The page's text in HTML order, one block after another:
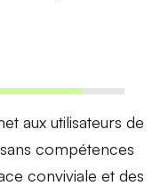
aux utilisateurs de
compétences
conviviale et des